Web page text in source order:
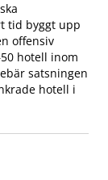
tid byggt upp
offensiv
hotell inom
satsningen
hotell i